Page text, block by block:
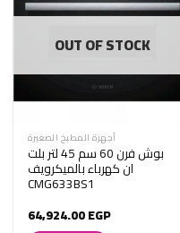
OUT OF STOCK
أجهزة المطبخ الصغيرة
بوش فرن 60 سم 45 لتر بلت
ان كهرباء بالميكرويف
CMG633BS1
64,924.00EGP